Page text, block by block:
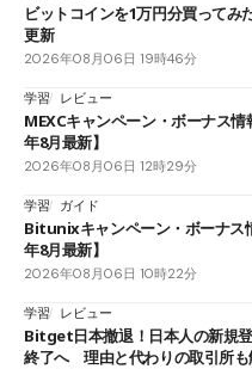
ビットコインを1万円分買ってみ
更新
2026年08月06日 19時46分
学習 レビュー
MEXCキャンペーン・ボーナス情
年8月最新】
2026年08月06日 12時29分
学習 ガイド
Bitunixキャンペーン・ボーナス
年8月最新】
2026年08月06日 10時22分
学習 レビュー
Bitget日本撤退！日本人の新規
終了へ 理由と代わりの取引所も